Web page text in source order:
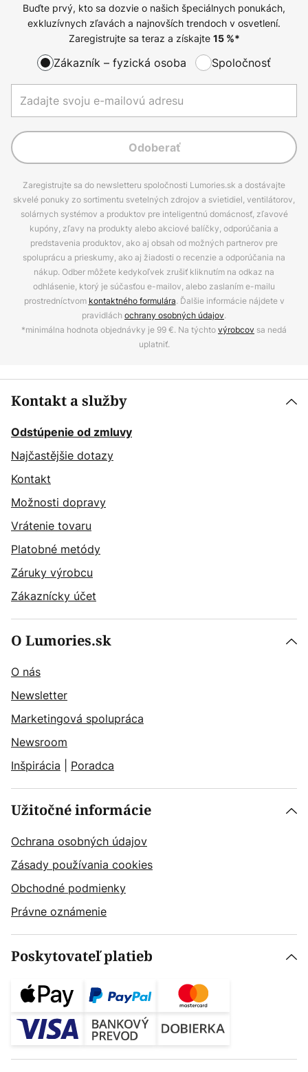
Buďte prvý, kto sa dozvie o našich špeciálnych ponukách,
exkluzívnych zľavách a najnovších trendoch v osvetlení.
Zaregistrujte sa teraz a získajte 15%*
Zákazník – fyzická osoba Spoločnosť
Odoberať
Zaregistrujte sa do newsletteru spoločnosti Lumories.sk a dostávajte
skvelé ponuky zo sortimentu svetelných zdrojov a svietidiel, ventilátorov,
solárnych systémov a produktov pre inteligentnú domácnosť, zľavové
kupóny, zľavy na produkty alebo akciové balíčky, odporúčania a
predstavenia produktov, ako aj obsah od možných partnerov pre
spoluprácu a prieskumy, ako aj žiadosti o recenzie a odporúčania na
nákup. Odber môžete kedykoľvek zrušiť kliknutím na odkaz na
odhlásenie, ktorý je súčasťou e-mailov, alebo zaslaním e-mailu
prostredníctvom kontaktného formulára. Ďalšie informácie nájdete v
pravidlách ochrany osobných údajov.
*minimálna hodnota objednávky je 99 €. Na týchtovýrobcov sa nedá
uplatniť.
Kontakt a služby
Odstúpenie od zmluvy
Najčastějšie dotazy
Kontakt
Možnosti dopravy
Vrátenie tovaru
Platobné metódy
Záruky výrobcu
Zákaznícky účet
O Lumories.sk
O nás
Newsletter
Marketingová spolupráca
Newsroom
Inšpirácia
Poradca
Užitočné informácie
Ochrana osobných údajov
Zásady používania cookies
Obchodné podmienky
Právne oznámenie
Poskytovateľ platieb